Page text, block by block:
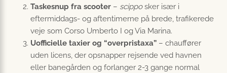
Taskesnup fra scooter – scipposker især i
eftermiddags- og aftentimerne på brede, trafikerede
veje som Corso Umberto I og Via Marina.
Uofficielle taxier og “overpristaxa” – chauffører
uden licens, der opsnapper rejsende ved havnen
eller banegården og forlanger 2-3 gange normal